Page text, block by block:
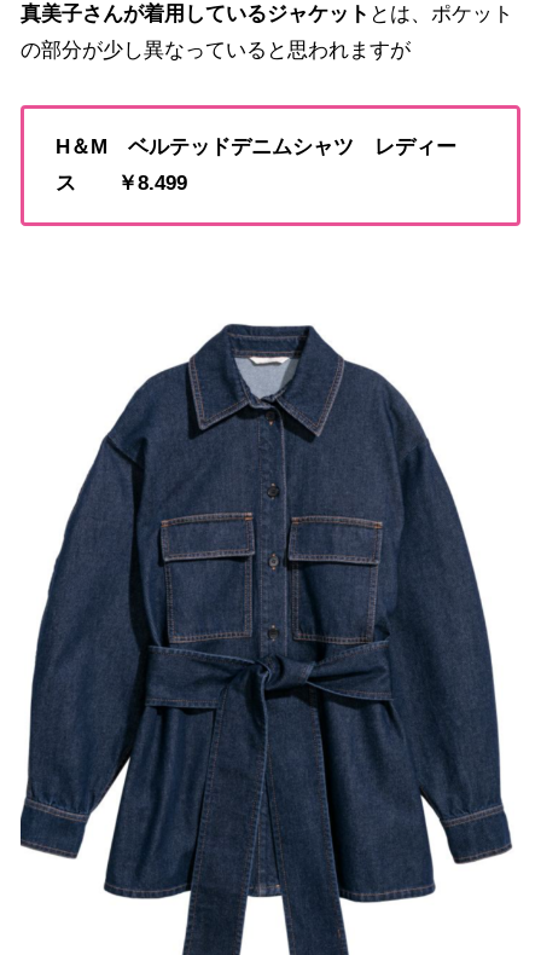
真美子さんが着用しているジャケット とは、ポケット
の部分が少し異なっていると思われますが
H＆M ベルテッドデニムシャツ レディー
ス ￥8.499